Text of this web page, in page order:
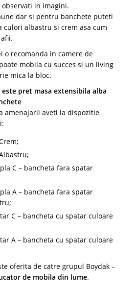
in imagini.
dar si pentru banchete puteti
culori albastru si crem asa cum
o recomanda in camere de
mobila cu succes si un living
mica la bloc.
pret masa extensibila alba
amenajarii aveti la dispozitie
C – bancheta fara spatar
A – bancheta fara spatar
C – bancheta cu spatar culoare
A – bancheta cu spatar culoare
oferita de catre grupul Boydak –
de mobila din lume.